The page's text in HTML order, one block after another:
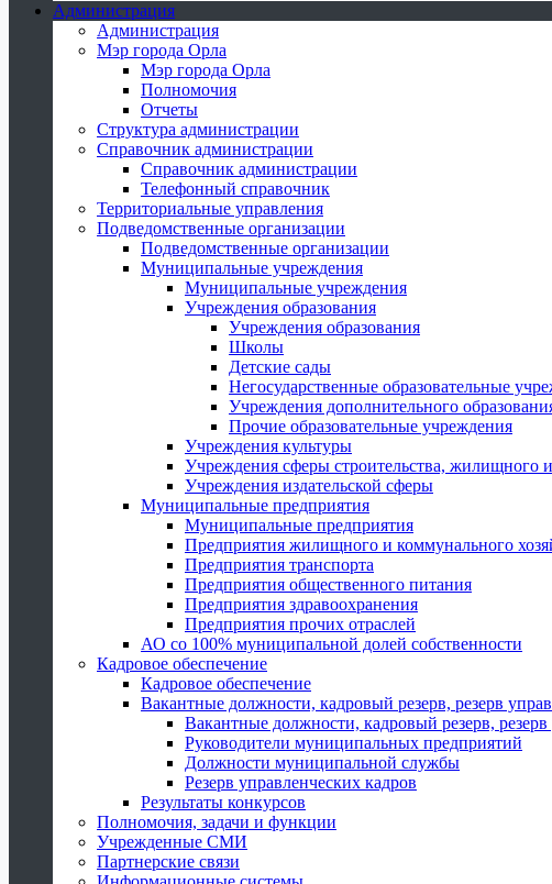
Администрация
Администрация
Мэр города Орла
Мэр города Орла
Полномочия
Отчеты
Структура администрации
Справочник администрации
Справочник администрации
Телефонный справочник
Территориальные управления
Подведомственные организации
Подведомственные организации
Муниципальные учреждения
Муниципальные учреждения
Учреждения образования
Учреждения образования
Школы
Детские сады
Негосударственные образовательные
Учреждения дополнительного
Прочие образовательные учреждения
Учреждения культуры
Учреждения сферы строительства, жилищного
Учреждения издательской сферы
Муниципальные предприятия
Муниципальные предприятия
Предприятия жилищного и коммунального
Предприятия транспорта
Предприятия общественного питания
Предприятия здравоохранения
Предприятия прочих отраслей
АО со 100% муниципальной долей собственности
Кадровое обеспечение
Кадровое обеспечение
Вакантные должности, кадровый резерв, резерв
Вакантные должности, кадровый резерв, резерв
Руководители муниципальных предприятий
Должности муниципальной службы
Резерв управленческих кадров
Результаты конкурсов
Полномочия, задачи и функции
Учрежденные СМИ
Партнерские связи